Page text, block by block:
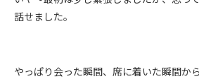
話せました。
やっぱり会った瞬間、席に着いた瞬間か